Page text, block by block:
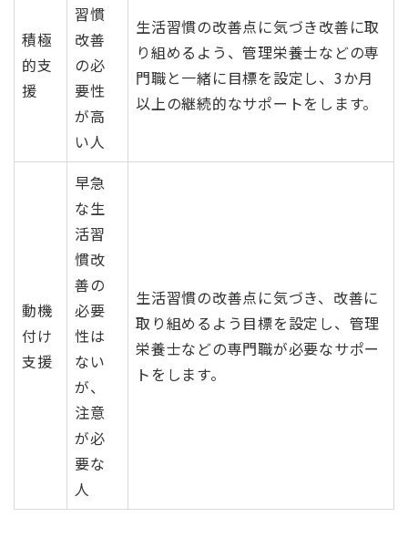
積極
的支
援
習慣
改善
の必
要性
が高
い人
生活習慣の改善点に気づき改善に取
り組めるよう、管理栄養士などの専
門職と一緒に目標を設定し、3か月
以上の継続的なサポートをします。
動機
付け
支援
早急
な生
活習
慣改
善の
必要
性は
ない
が、
注意
が必
要な
人
生活習慣の改善点に気づき、改善に
取り組めるよう目標を設定し、管理
栄養士などの専門職が必要なサポー
トをします。